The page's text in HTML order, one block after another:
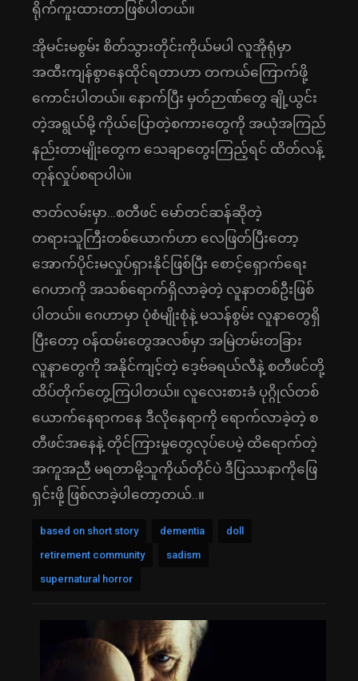
ရိုက်ကူးထားတာဖြစ်ပါတယ်။
အိုမင်းမစွမ်း စိတ်သွားတိုင်းကိုယ်မပါ လူအိုရုံမှာ
အထီးကျန်စွာနေထိုင်ရတာဟာ တကယ်ကြောက်ဖို့
ကောင်းပါတယ်။ နောက်ပြီး မှတ်ဉာဏ်တွေ ချို့ယွင်း
တဲ့အရွယ်မို့ ကိုယ်ပြောတဲ့စကားတွေကို အယုံအကြည်
နည်းတာမျိုးတွေက သေချာတွေးကြည့်ရင် ထိတ်လန့်
တုန်လှုပ်စရာပါပဲ။
ဇာတ်လမ်းမှာ…စတီဖင် မော်တင်ဆန်ဆိုတဲ့
တရားသူကြီးတစ်ယောက်ဟာ လေဖြတ်ပြီးတော့
အောက်ပိုင်းမလှုပ်ရှားနိုင်ဖြစ်ပြီး စောင့်ရှောက်ရေး
ဂေဟာကို အသစ်ရောက်ရှိလာခဲ့တဲ့ လူနာတစ်ဦးဖြစ်
ပါတယ်။ ဂေဟာမှာ ပုံစံမျိုးစုံနဲ့ မသန်စွမ်း လူနာတွေရှိ
ပြီးတော့ ဝန်ထမ်းတွေအလစ်မှာ အမြဲတမ်းတခြား
လူနာတွေကို အနိုင်ကျင့်တဲ့ ဒေ့ဗ်ခရယ်လီနဲ့ စတီဖင်တို့
ထိပ်တိုက်တွေ့ကြပါတယ်။ လူလေးစားခံ ပုဂ္ဂိုလ်တစ်
ယောက်နေရာကနေ ဒီလိုနေရာကို ရောက်လာခဲ့တဲ့ စ
တီဖင်အနေနဲ့ တိုင်ကြားမှုတွေလုပ်ပေမဲ့ ထိရောက်တဲ့
အကူအညီ မရတာမို့သူကိုယ်တိုင်ပဲ ဒီပြဿနာကိုဖြေ
ရှင်းဖို့ ဖြစ်လာခဲ့ပါတော့တယ်..။
based on short story dementia
doll
retirement community
sadism
supernatural horror